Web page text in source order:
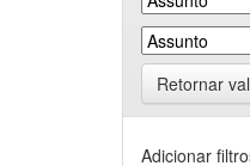
Retornar
Adicionar